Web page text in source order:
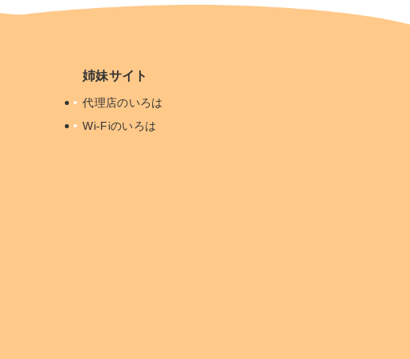
姉妹サイト
代理店のいろは
Wi-Fiのいろは